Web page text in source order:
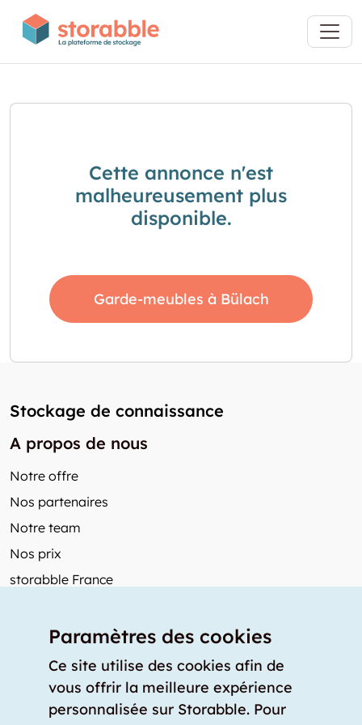
Cette annonce n'est
malheureusement plus
disponible.
Garde-meubles à Bülach
Stockage de connaissance
A propos de nous
Notre offre
Nos partenaires
Notre team
Nos prix
storabble France
Articles de presse
Comment calculer la capacité d'un garde-meuble?
Quel est le tarif moyen d'un garde-meuble?
Paramètres des cookies
Ce site utilise des cookies afin de
vous offrir la meilleure expérience
personnalisée sur Storabble. Pour